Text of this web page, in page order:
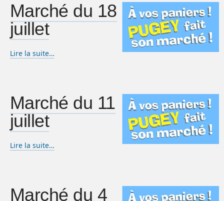
Marché du 18
juillet
Lire la suite…
Marché du 11
juillet
Lire la suite…
Marché du 4